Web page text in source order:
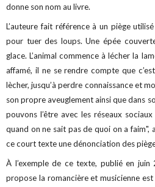
donne son nom au livre.
L’auteure fait référence à un piège
pour tuer des loups. Une épée
glace. L’animal commence à lécher la
affamé, il ne se rendre compte que
lècher, jusqu’à perdre connaissance et
son propre aveuglement ainsi que dans
pouvons l’être avec les réseaux
quand on ne sait pas de quoi on a faim",
ce court texte une dénonciation des
À l’exemple de ce texte, publié en juin
propose la romancière et musicienne